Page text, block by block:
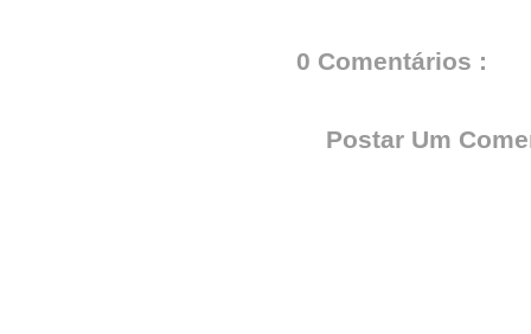
0 Comentários :
Postar Um